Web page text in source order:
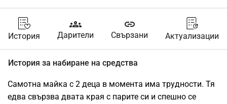
История
groups
Дарители
link
Свързани Актуализации
История за набиране на средства
Самотна майка с 2 деца в момента има трудности. Тя
едва свързва двата края с парите си и спешно се